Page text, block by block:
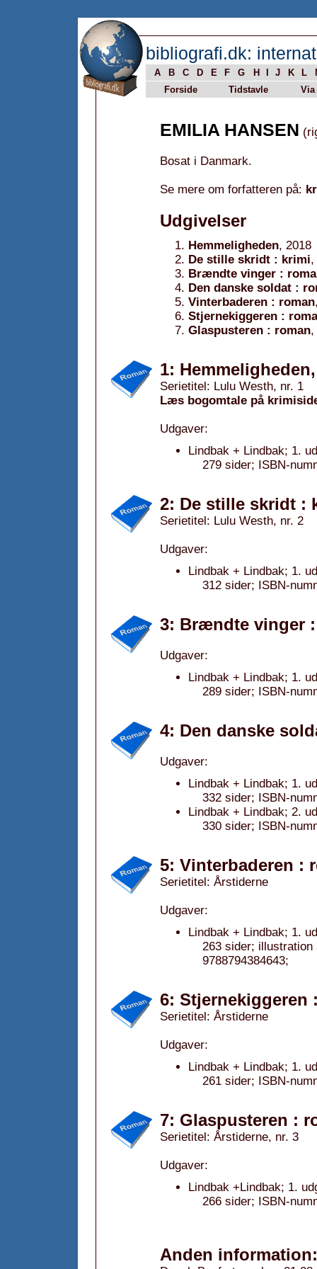
bibliografi.dk:
A B C D E F G H J K L
Forside
Tidstavle Via
EMILIA HANSEN
Bosat i Danmark.
Se mere om forfatteren på:
Udgivelser
Hemmeligheden, 2018
De stille skridt : krimi,
Brændte vinger :
Den danske soldat :
Vinterbaderen : roman
Stjernekiggeren :
Glaspusteren : roman,
1:
Serietitel: Lulu Westh, nr. 1
Læs bogomtale på
Udgaver:
Lindbak + Lindbak; 1.
279 sider; ISBN-
2: De stille skridt :
Serietitel: Lulu Westh, nr. 2
Udgaver:
Lindbak + Lindbak; 1.
312 sider; ISBN-
3: Brændte vinger :
Udgaver:
Lindbak + Lindbak; 1.
289 sider; ISBN-
4: Den danske
Udgaver:
Lindbak + Lindbak; 1.
332 sider; ISBN-
Lindbak + Lindbak; 2.
330 sider; ISBN-
5: Vinterbaderen :
Serietitel: Årstiderne
Udgaver:
Lindbak + Lindbak; 1.
263 sider; illustration
9788794384643;
6: Stjernekiggeren
Serietitel: Årstiderne
Udgaver:
Lindbak + Lindbak; 1.
261 sider; ISBN-
7: Glaspusteren :
Serietitel: Årstiderne, nr. 3
Udgaver:
Lindbak +Lindbak; 1.
266 sider; ISBN-
Anden information: